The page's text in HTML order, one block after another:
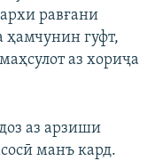
равғани
ҳамчунин гуфт,
аз хориҷа
аз арзиши
манъ кард.